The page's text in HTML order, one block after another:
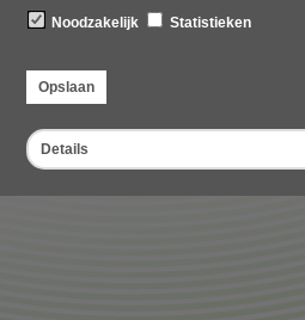
Noodzakelijk
Statistieken
Opslaan
Details
pdf, 576kB